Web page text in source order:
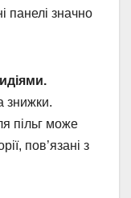
панелі значно
знижки.
пільг може
пов’язані з